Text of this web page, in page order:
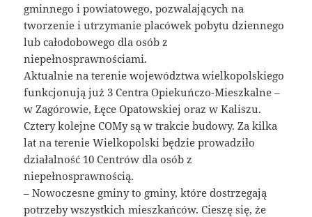
gminnego i powiatowego, pozwalających na
tworzenie i utrzymanie placówek pobytu dziennego
lub całodobowego dla osób z
niepełnosprawnościami.
Aktualnie na terenie województwa wielkopolskiego
funkcjonują już 3 Centra Opiekuńczo-Mieszkalne –
w Zagórowie, Łęce Opatowskiej oraz w Kaliszu.
Cztery kolejne COMy są w trakcie budowy. Za kilka
lat na terenie Wielkopolski będzie prowadziło
działalność 10 Centrów dla osób z
niepełnosprawnością.
– Nowoczesne gminy to gminy, które dostrzegają
potrzeby wszystkich mieszkańców. Cieszę się, że